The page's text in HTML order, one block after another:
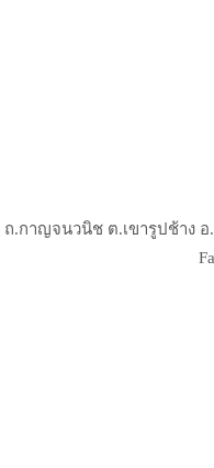
ถ.กาญจนวนิช ต.เขารูปช้าง อ.